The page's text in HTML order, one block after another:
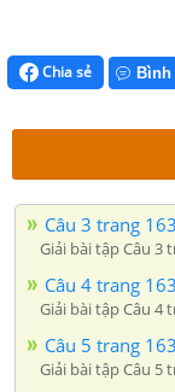
Chia sẻ
Câu 3 trang
Giải bài tập Câu 3
Câu 4 trang
Giải bài tập Câu 4
Câu 5 trang
Giải bài tập Câu 5